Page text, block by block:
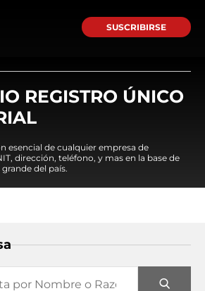
SUSCRIBIRSE
REGISTRO ÚNICO
esencial de cualquier empresa de
dirección, teléfono, y mas en la base de
del país.